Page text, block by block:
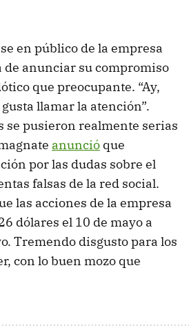
en público de la empresa
de anunciar su compromiso
que preocupante. “Ay,
llamar la atención”.
se pusieron realmente serias
anunció que
por las dudas sobre el
falsas de la red social.
las acciones de la empresa
dólares el 10 de mayo a
Tremendo disgusto para los
con lo buen mozo que